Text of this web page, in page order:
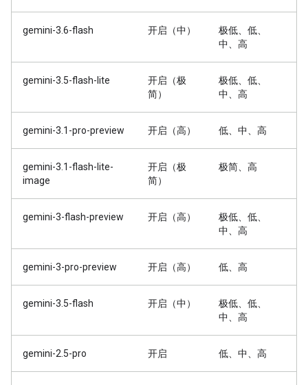
gemini-3.6-flash 开启（中）
极低、低、
中、高
gemini-3.5-flash-lite
开启（极
简）
极低、低、
中、高
gemini-3.1-pro-preview 开启（高） 低、中、高
gemini-3.1-flash-lite-
image
开启（极
简）
极简、高
gemini-3-flash-preview 开启（高）
极低、低、
中、高
gemini-3-pro-preview 开启（高） 低、高
gemini-3.5-flash 开启（中）
极低、低、
中、高
gemini-2.5-pro 开启 低、中、高